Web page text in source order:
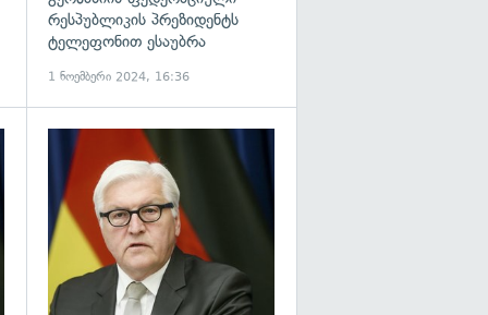
რესპუბლიკის პრეზიდენტს
ტელეფონით ესაუბრა
1 ნოემბერი 2024, 16:36
გადახედვა